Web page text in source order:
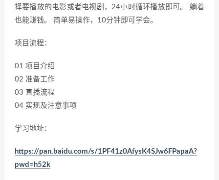
择要播放的电影或者电视剧，24小时循环播放即可。 躺着
也能赚钱。 简单易操作，10分钟即可学会。
项目流程：
01 项目介绍
02 准备工作
03 直播流程
04 实现及注意事项
学习地址：
https://pan.baidu.com/s/1PF41z0AfysK4SJw6FPapaA?
pwd=h52k